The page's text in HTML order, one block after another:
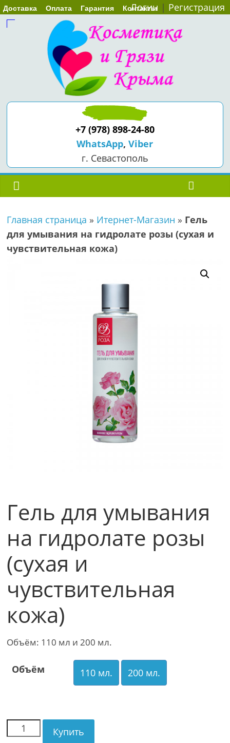
Доставка Оплата Гарантия Контакты
Логин | Регистрация
+7 (978) 898-24-80
WhatsApp,Viber
г. Севастополь
Главная страница » Итернет-Магазин » Гель
для умывания на гидролате розы (сухая и
чувствительная кожа)
Гель для умывания
на гидролате розы
(сухая и
чувствительная
кожа)
Объём: 110 мл и 200 мл.
Объём 110 мл. 200 мл.
Купить